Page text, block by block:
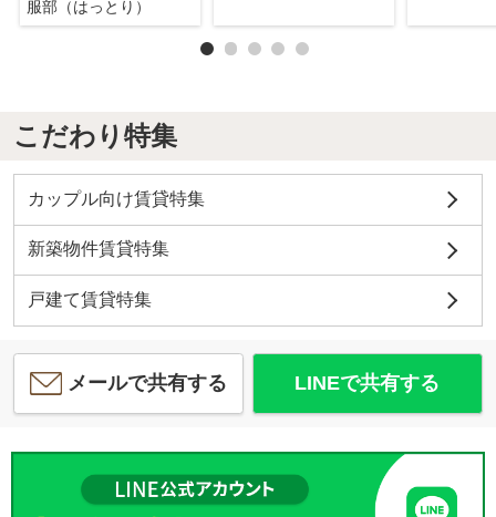
服部（はっとり）
こだわり特集
カップル向け賃貸特集
新築物件賃貸特集
戸建て賃貸特集
メールで共有する LINEで共有する